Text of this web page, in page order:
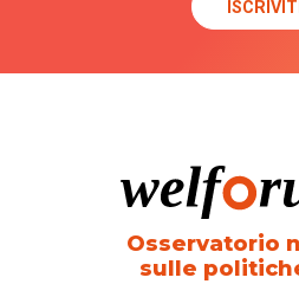
Osservatorio
sulle